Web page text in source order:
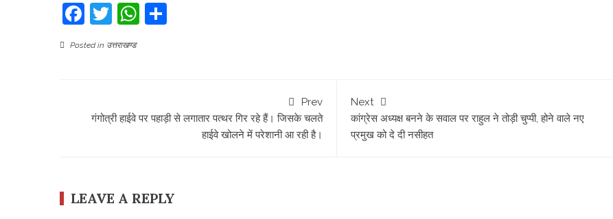
Facebook
TwitterWhatsApp
Posted in उत्तराखण्ड
Prev
गंगोत्री हाईवे पर पहाड़ी से लगातार पत्थर गिर रहे हैं। जिसके चलते
हाईवे खोलने में परेशानी आ रही है।
Next
कांग्रेस अध्यक्ष बनने के सवाल पर राहुल ने तोड़ी चुप्पी, होने वाले नए
प्रमुख को दे दी नसीहत
LEAVE A REPLY